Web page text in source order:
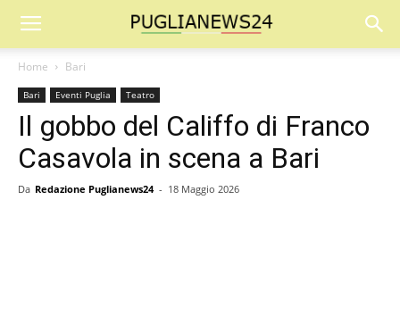
Home Bari
Bari Eventi Puglia Teatro
Il gobbo del Califfo di Franco
Casavola in scena a Bari
Da Redazione Puglianews24 - 18 Maggio 2026